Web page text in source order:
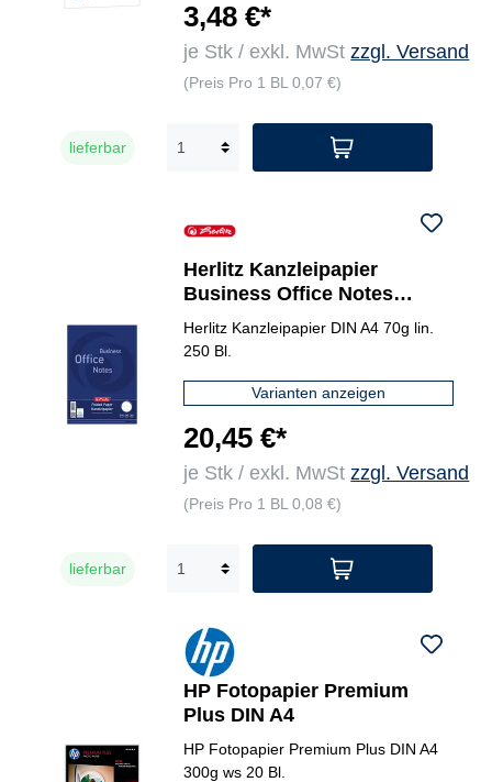
3,48 €*
je Stk / exkl. MwStzzgl. Versand
(Preis Pro 1 BL 0,07 €)
lieferbar
Herlitz Kanzleipapier
Business Office Notes
Lineatur 21
Herlitz Kanzleipapier DIN A4 70g lin.
250 Bl.
Varianten anzeigen
20,45 €*
je Stk / exkl. MwStzzgl. Versand
(Preis Pro 1 BL 0,08 €)
lieferbar
HP Fotopapier Premium
Plus DIN A4
HP Fotopapier Premium Plus DIN A4
300g ws 20 Bl.